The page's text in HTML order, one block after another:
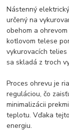
Nástenný
určený na
obehom a
kotlovom telese
vykurovacích telies
sa skladá z troch
Proces ohrevu je
reguláciou, čo
minimalizácii
teplotu. Vďaka
energiu.